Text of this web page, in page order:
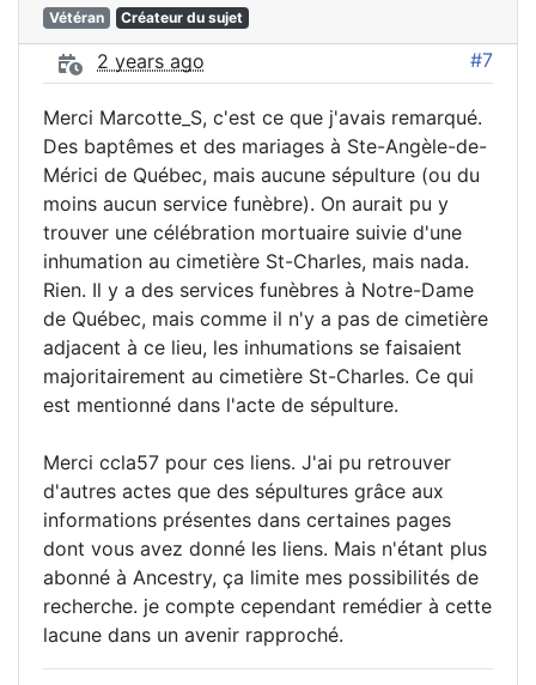
Vétéran Créateur du sujet
2 years ago #7
Merci Marcotte_S, c'est ce que j'avais remarqué.
Des baptêmes et des mariages à Ste-Angèle-de-
Mérici de Québec, mais aucune sépulture (ou du
moins aucun service funèbre). On aurait pu y
trouver une célébration mortuaire suivie d'une
inhumation au cimetière St-Charles, mais nada.
Rien. Il y a des services funèbres à Notre-Dame
de Québec, mais comme il n'y a pas de cimetière
adjacent à ce lieu, les inhumations se faisaient
majoritairement au cimetière St-Charles. Ce qui
est mentionné dans l'acte de sépulture.
Merci ccla57 pour ces liens. J'ai pu retrouver
d'autres actes que des sépultures grâce aux
informations présentes dans certaines pages
dont vous avez donné les liens. Mais n'étant plus
abonné à Ancestry, ça limite mes possibilités de
recherche. je compte cependant remédier à cette
lacune dans un avenir rapproché.